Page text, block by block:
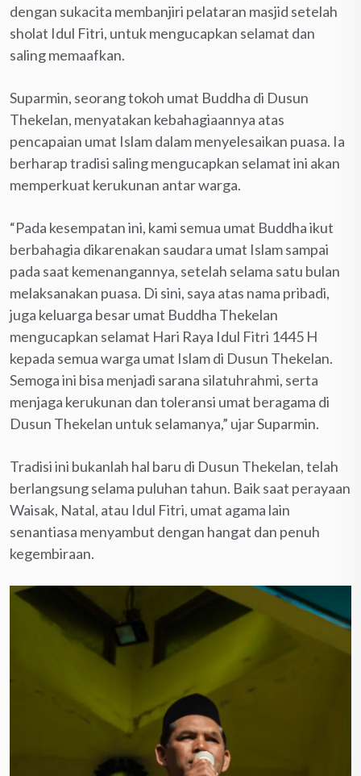
dengan sukacita membanjiri pelataran masjid setelah
sholat Idul Fitri, untuk mengucapkan selamat dan
saling memaafkan.
Suparmin, seorang tokoh umat Buddha di Dusun
Thekelan, menyatakan kebahagiaannya atas
pencapaian umat Islam dalam menyelesaikan puasa. Ia
berharap tradisi saling mengucapkan selamat ini akan
memperkuat kerukunan antar warga.
“Pada kesempatan ini, kami semua umat Buddha ikut
berbahagia dikarenakan saudara umat Islam sampai
pada saat kemenangannya, setelah selama satu bulan
melaksanakan puasa. Di sini, saya atas nama pribadi,
juga keluarga besar umat Buddha Thekelan
mengucapkan selamat Hari Raya Idul Fitri 1445 H
kepada semua warga umat Islam di Dusun Thekelan.
Semoga ini bisa menjadi sarana silatuhrahmi, serta
menjaga kerukunan dan toleransi umat beragama di
Dusun Thekelan untuk selamanya,” ujar Suparmin.
Tradisi ini bukanlah hal baru di Dusun Thekelan, telah
berlangsung selama puluhan tahun. Baik saat perayaan
Waisak, Natal, atau Idul Fitri, umat agama lain
senantiasa menyambut dengan hangat dan penuh
kegembiraan.